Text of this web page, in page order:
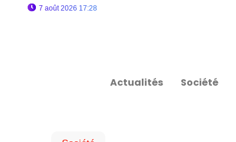
7 août 2026 17:28
Actualités Société